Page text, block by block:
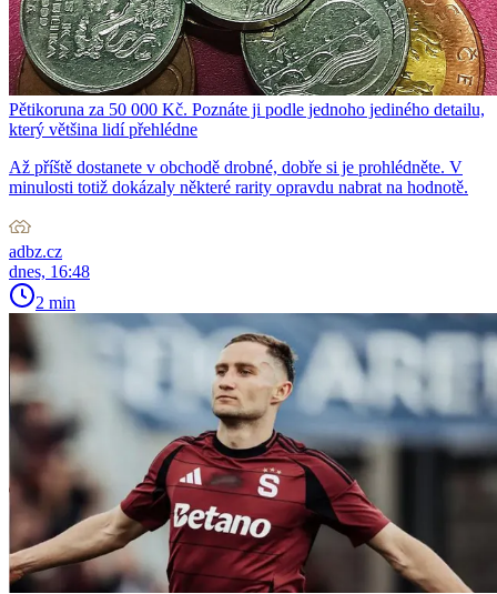
Pětikoruna za 50 000 Kč. Poznáte ji podle jednoho jediného detailu,
který většina lidí přehlédne
Až příště dostanete v obchodě drobné, dobře si je prohlédněte. V
minulosti totiž dokázaly některé rarity opravdu nabrat na hodnotě.
adbz.cz
dnes, 16:48
2 min